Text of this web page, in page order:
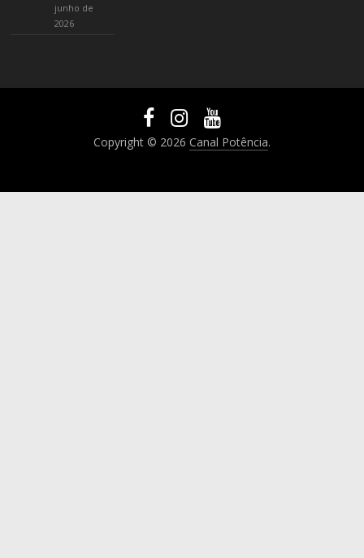
junho de
2026
Copyright © 2026 Canal Potência.